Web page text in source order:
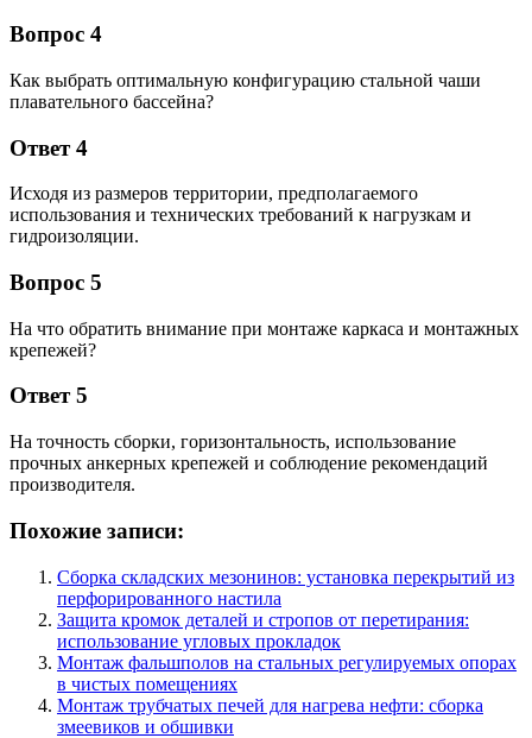
Вопрос 4
Как выбрать оптимальную конфигурацию стальной чаши
плавательного бассейна?
Ответ 4
Исходя из размеров территории, предполагаемого
использования и технических требований к нагрузкам и
гидроизоляции.
Вопрос 5
На что обратить внимание при монтаже каркаса и монтажных
крепежей?
Ответ 5
На точность сборки, горизонтальность, использование
прочных анкерных крепежей и соблюдение рекомендаций
производителя.
Похожие записи:
Сборка складских мезонинов: установка перекрытий из
перфорированного настила
Защита кромок деталей и стропов от перетирания:
использование угловых прокладок
Монтаж фальшполов на стальных регулируемых опорах
в чистых помещениях
Монтаж трубчатых печей для нагрева нефти: сборка
змеевиков и обшивки